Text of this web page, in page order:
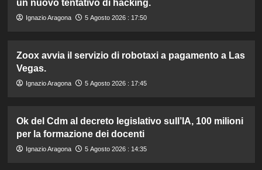
un nuovo tentativo di hacking.
Ignazio Aragona 5 Agosto 2026 : 17:50
Zoox avvia il servizio di robotaxi a pagamento a Las
Vegas.
Ignazio Aragona 5 Agosto 2026 : 17:45
Ok del Cdm al decreto legislativo sull’IA, 100 milioni
per la formazione dei docenti
Ignazio Aragona 5 Agosto 2026 : 14:35